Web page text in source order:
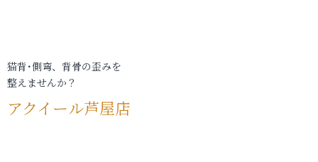
猫背･側弯、背骨の歪みを
整えませんか？
アクイール芦屋店